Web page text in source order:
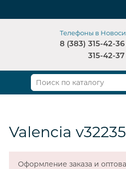
Телефоны в
8 (383) 315-42-36
315-42-37
Valencia
Оформление заказа и